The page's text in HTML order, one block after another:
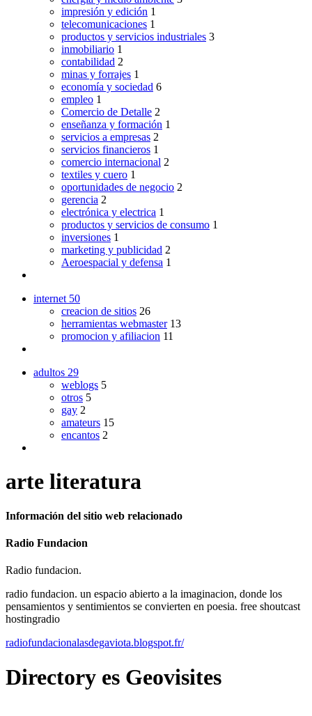
impresión y edición 1
telecomunicaciones 1
productos y servicios industriales 3
inmobiliario 1
contabilidad 2
minas y forrajes 1
economía y sociedad 6
empleo 1
Comercio de Detalle 2
enseñanza y formación 1
servicios a empresas 2
servicios financieros 1
comercio internacional 2
textiles y cuero 1
oportunidades de negocio 2
gerencia 2
electrónica y electrica 1
productos y servicios de consumo 1
inversiones 1
marketing y publicidad 2
Aeroespacial y defensa 1
internet 50
creacion de sitios 26
herramientas webmaster 13
promocion y afiliacion 11
adultos 29
weblogs 5
otros 5
gay 2
amateurs 15
encantos 2
arte literatura
Información del sitio web relacionado
Radio Fundacion
Radio fundacion.
radio fundacion. un espacio abierto a la imaginacion, donde los
pensamientos y sentimientos se convierten en poesia. free shoutcast
hostingradio
radiofundacionalasdegaviota.blogspot.fr/
Directory es Geovisites